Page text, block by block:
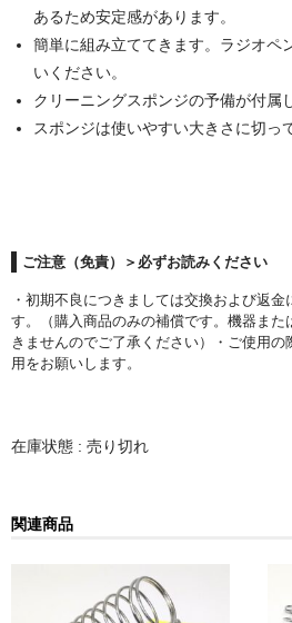
ペレット
POMプレート
アクリル板
はんだ
ノギス・スライドカッター
ライト照明
電流電圧計
あるため安定感があります。
簡単に組み立ててきます。ラジオペ
いください。
クリーニングスポンジの予備が付属
スポンジは使いやすい大きさに切っ
ご注意（免責）＞必ずお読みください
・初期不良につきましては交換および返
す。（購入商品のみの補償です。機器ま
きませんのでご了承ください）・ご使用
用をお願いします。
在庫状態 : 売り切れ
関連商品